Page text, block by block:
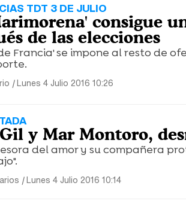
TDT 3 DE JULIO
consigue
de las elecciones
Francia' se impone al resto de
|Lunes 4 Julio 2016 10:26
y Mar Montoro,
del amor y su compañera
|Lunes 4 Julio 2016 10:14